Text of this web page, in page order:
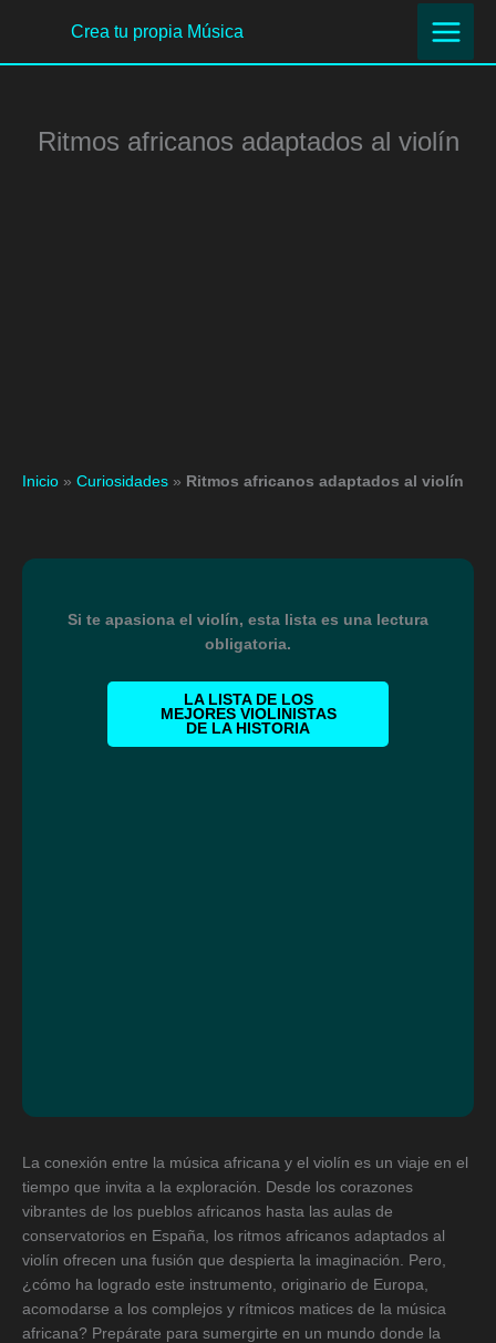
contenido
Crea tu propia Música
Ritmos africanos adaptados al violín
Inicio » Curiosidades » Ritmos africanos adaptados al violín
Si te apasiona el violín, esta lista es una lectura
obligatoria.
LA LISTA DE LOS
MEJORES VIOLINISTAS
DE LA HISTORIA
La conexión entre la música africana y el violín es un viaje en el
tiempo que invita a la exploración. Desde los corazones
vibrantes de los pueblos africanos hasta las aulas de
conservatorios en España, los ritmos africanos adaptados al
violín ofrecen una fusión que despierta la imaginación. Pero,
¿cómo ha logrado este instrumento, originario de Europa,
acomodarse a los complejos y rítmicos matices de la música
africana? Prepárate para sumergirte en un mundo donde la